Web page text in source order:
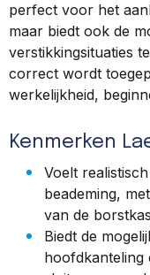
perfect voor het
maar biedt ook de
verstikkingsituaties
correct wordt
werkelijkheid,
Kenmerken
Voelt
beademing,
van de
Biedt de
hoofdkanteling